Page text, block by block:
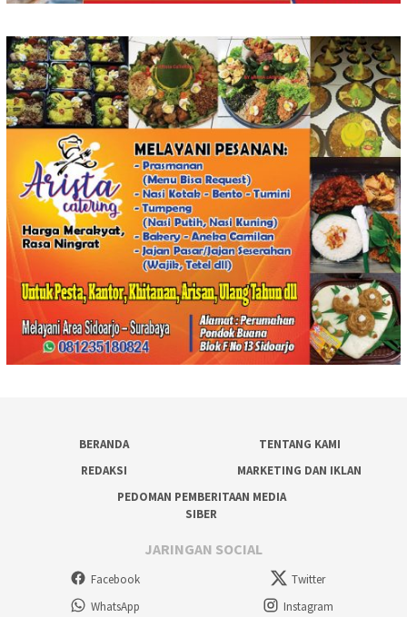
BERANDA
TENTANG KAMI
REDAKSI
MARKETING DAN IKLAN
PEDOMAN PEMBERITAAN MEDIA
SIBER
JARINGAN SOCIAL
Facebook
Twitter
WhatsApp
Instagram